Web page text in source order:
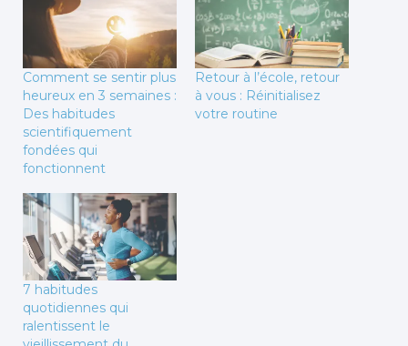
Comment se sentir plus
heureux en 3 semaines :
Des habitudes
scientifiquement
fondées qui
fonctionnent
Retour à l’école, retour
à vous : Réinitialisez
votre routine
7 habitudes
quotidiennes qui
ralentissent le